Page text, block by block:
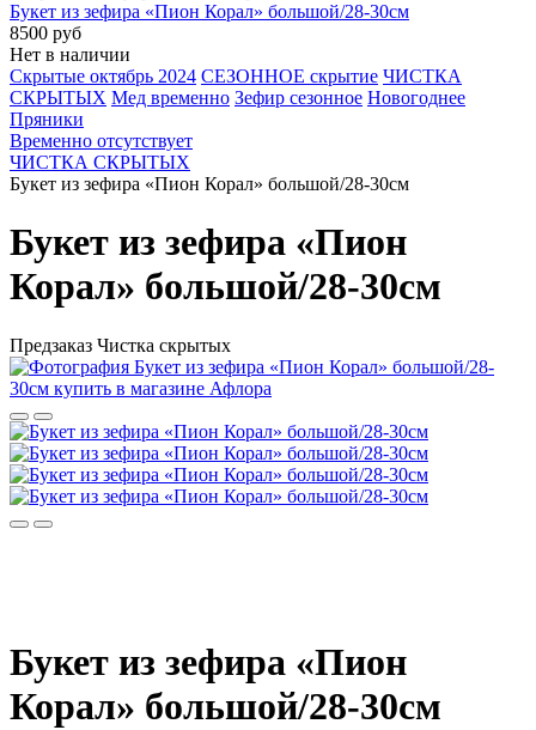
Букет из зефира «Пион Корал» большой/28-30см
8500 руб
Нет в наличии
Скрытые октябрь 2024 СЕЗОННОЕ скрытие ЧИСТКА
СКРЫТЫХ Мед временно Зефир сезонное Новогоднее
Пряники
Временно отсутствует
ЧИСТКА СКРЫТЫХ
Букет из зефира «Пион Корал» большой/28-30см
Букет из зефира «Пион
Корал» большой/28-30см
Предзаказ Чистка скрытых
Букет из зефира «Пион
Корал» большой/28-30см